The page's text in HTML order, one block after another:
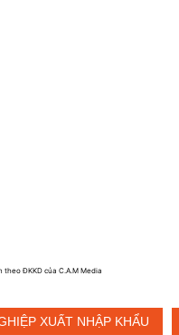
ĐKKD của C.A.M Media
XUẤT NHẬP KHẨU